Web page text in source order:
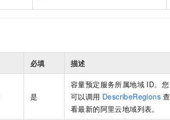
必填 描述
是
容量预定服务所属地域 ID。您
可以调用 DescribeRegions 查
看最新的阿里云地域列表。